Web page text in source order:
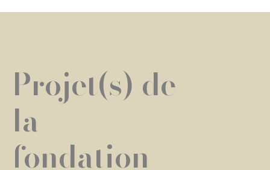
Projet(s) de
la
fondation